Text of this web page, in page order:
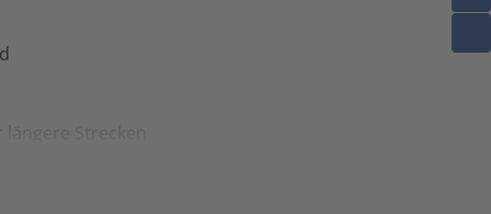
Strecken